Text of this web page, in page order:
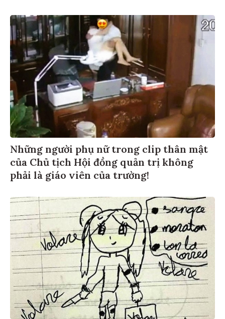
Những người phụ nữ trong clip thân mật
của Chủ tịch Hội đồng quản trị không
phải là giáo viên của trường!